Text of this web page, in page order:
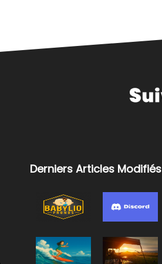
Derniers Articles Modifiés